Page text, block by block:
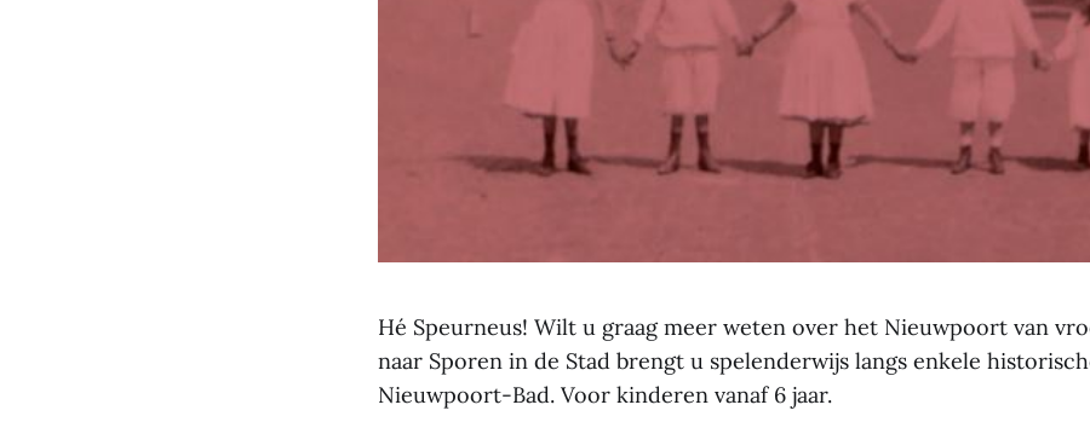
Hé Speurneus! Wilt u graag meer weten over het Nieuwpoort van
naar Sporen in de Stad brengt u spelenderwijs langs enkele
Nieuwpoort-Bad. Voor kinderen vanaf 6 jaar.